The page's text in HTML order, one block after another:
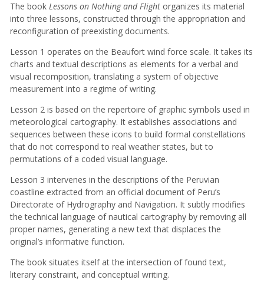
The bookLessons on Nothing and Flightorganizes its material
into three lessons, constructed through the appropriation and
reconfiguration of preexisting documents.
Lesson 1 operates on the Beaufort wind force scale. It takes its
charts and textual descriptions as elements for a verbal and
visual recomposition, translating a system of objective
measurement into a regime of writing.
Lesson 2 is based on the repertoire of graphic symbols used in
meteorological cartography. It establishes associations and
sequences between these icons to build formal constellations
that do not correspond to real weather states, but to
permutations of a coded visual language.
Lesson 3 intervenes in the descriptions of the Peruvian
coastline extracted from an official document of Peru’s
Directorate of Hydrography and Navigation. It subtly modifies
the technical language of nautical cartography by removing all
proper names, generating a new text that displaces the
original’s informative function.
The book situates itself at the intersection of found text,
literary constraint, and conceptual writing.